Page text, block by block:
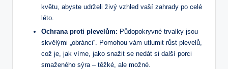
květu, abyste udrželi živý vzhled vaší zahrady po celé
léto.
Ochrana proti plevelům: Půdopokryvné trvalky jsou
skvělými „obránci“. Pomohou vám utlumit růst plevelů,
což je, jak víme, jako snažit se nedát si další porci
smaženého sýra – těžké, ale možné.